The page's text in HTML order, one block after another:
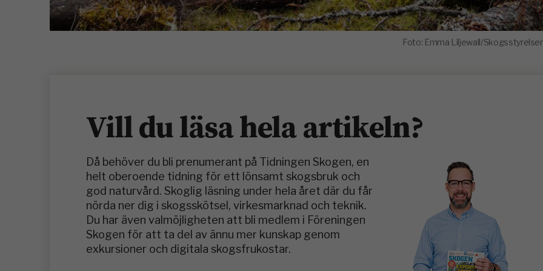
Foto: Emma Liljewall/
Vill du läsa hela artikeln?
Då behöver du bli prenumerant på Tidningen Skogen, en
helt oberoende tidning för ett lönsamt skogsbruk och
god naturvård. Skoglig läsning under hela året där du får
nörda ner dig i skogsskötsel, virkesmarknad och teknik.
Du har även valmöjligheten att bli medlem i Föreningen
Skogen för att ta del av ännu mer kunskap genom
exkursioner och digitala skogsfrukostar.